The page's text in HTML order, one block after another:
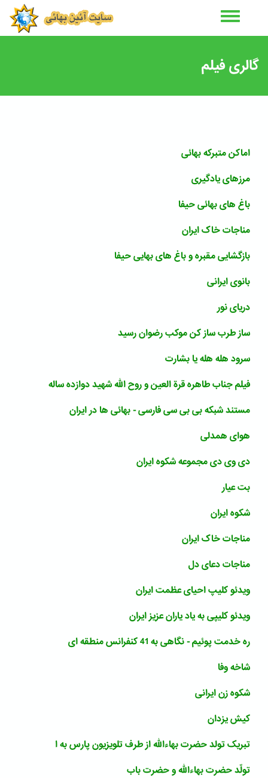
گالری فیلم
اماکن متبرکه بهائی
مرزهای یادگیری
باغ های بهائی حیفا
مناجات خاک ایران
بازگشایی مقبره و باغ های بهایی حیفا
بانوی ایرانی
دریای نور
ساز طرب ساز کن موکب رضوان رسید
سرود هله هله یا بشارت
فیلم جناب طاهره قرة العین و روح الله شهید دوازده ساله
مستند شبکه بی بی سی فارسی - بهائی ها در ایران
هوای همدلی
دی وی دی مجموعه شکوه ایران
بت عیار
شکوه ایران
مناجات خاک ایران
مناجات دعای دل
ویدئو کلیپ احیای عظمت ایران
ویدئو کلیپی به یاد یاران عزیز ایران
ره خدمت پوئیم - نگاهی به 41 کنفرانس منطقه ای
شاخه وفا
شکوه زن ایرانی
کیش یزدان
تبریک تولد حضرت بهاءالله از طرف تلویزیون پارس به ا
تولّد حضرت بهاءالله و حضرت باب